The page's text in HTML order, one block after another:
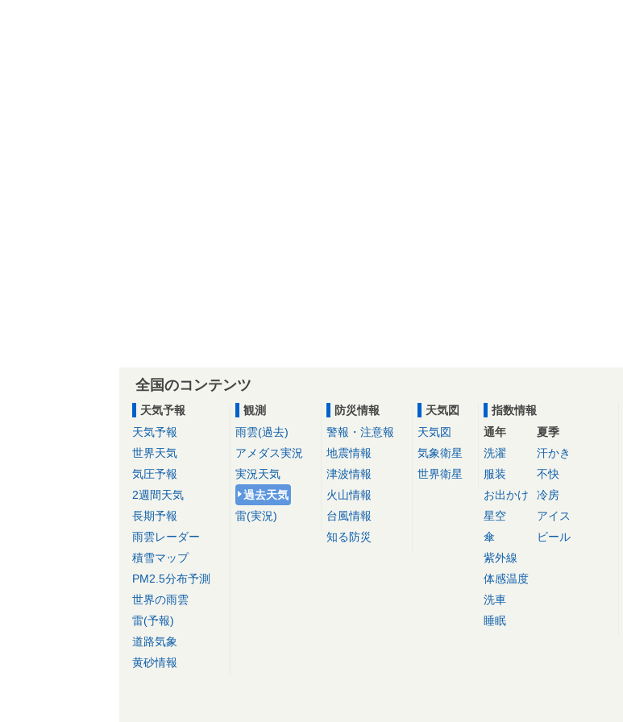
全国のコンテンツ
天気予報
天気予報
世界天気
気圧予報
2週間天気
長期予報
雨雲レーダー
積雪マップ
PM2.5分布予測
世界の雨雲
雷(予報)
道路気象
黄砂情報
観測
雨雲(過去)
アメダス実況
実況天気
過去天気
雷(実況)
防災情報
警報・注意報
地震情報
津波情報
火山情報
台風情報
知る防災
天気図
天気図
気象衛星
世界衛星
指数情報
通年
洗濯
服装
お出かけ
星空
傘
紫外線
体感温度
洗車
睡眠
夏季
汗かき
不快
冷房
アイス
ビール